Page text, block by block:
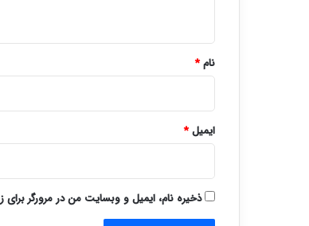
نام*
ایمیل*
ذخیره نام، ایمیل و وبسایت من در مرورگر